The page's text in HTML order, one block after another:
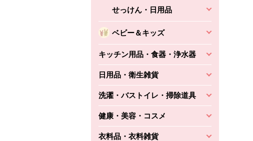
せっけん・日用品
ベビー＆キッズ
キッチン用品・食器・浄水器
日用品・衛生雑貨
洗濯・バストイレ・掃除道具
健康・美容・コスメ
衣料品・衣料雑貨